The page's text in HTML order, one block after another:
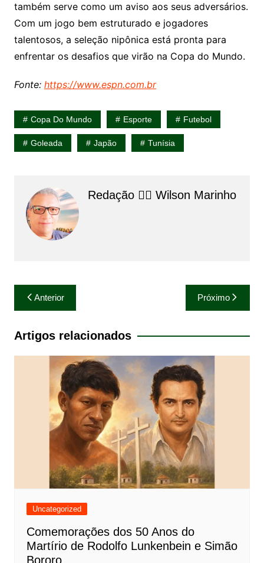
também serve como um aviso aos seus adversários.
Com um jogo bem estruturado e jogadores
talentosos, a seleção nipônica está pronta para
enfrentar os desafios que virão na Copa do Mundo.
Fonte: https://www.espn.com.br
Copa Do Mundo Esporte Futebol
Goleada Japão Tunísia
Redação 👨‍⚖️​ Wilson Marinho
Navegação
de
Post
Anterior Próximo
Artigos relacionados
Uncategorized
Comemorações dos 50 Anos do
Martírio de Rodolfo Lunkenbein e Simão
Bororo